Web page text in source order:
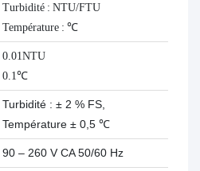
Turbidité : NTU/FTU
Température : ℃
0.01NTU
0.1℃
Turbidité : ± 2 % FS,
Température ± 0,5 ℃
90 – 260 V CA 50/60 Hz